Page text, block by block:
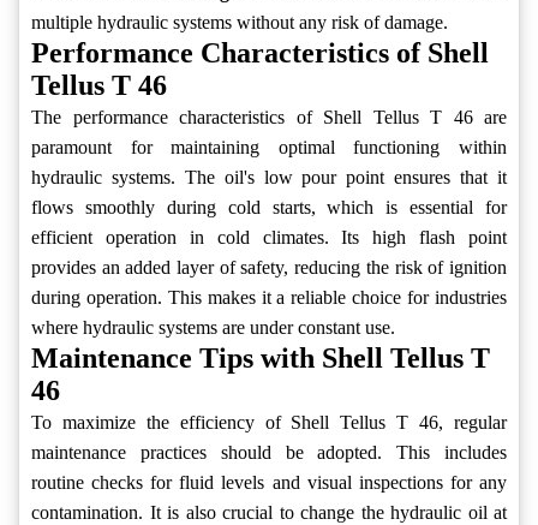
multiple hydraulic systems without any risk of damage.
Performance Characteristics of Shell
Tellus T 46
The performance characteristics of Shell Tellus T 46 are
paramount for maintaining optimal functioning within
hydraulic systems. The oil's low pour point ensures that it
flows smoothly during cold starts, which is essential for
efficient operation in cold climates. Its high flash point
provides an added layer of safety, reducing the risk of ignition
during operation. This makes it a reliable choice for industries
where hydraulic systems are under constant use.
Maintenance Tips with Shell Tellus T
46
To maximize the efficiency of Shell Tellus T 46, regular
maintenance practices should be adopted. This includes
routine checks for fluid levels and visual inspections for any
contamination. It is also crucial to change the hydraulic oil at